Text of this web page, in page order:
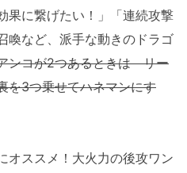
果に繋げたい！」「連続攻撃
喚など、派手な動きのドラゴ
ンコが2つあるときは リー
3つ乗せてハネマンにす
オススメ！大火力の後攻ワン